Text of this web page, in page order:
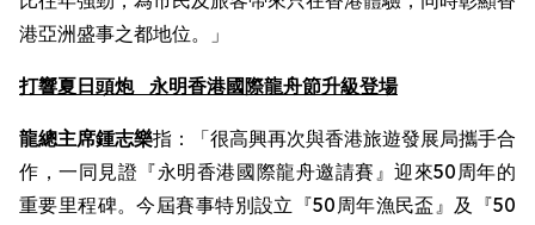
港亞洲盛事之都地位。」
打響夏日頭炮 永明香港國際龍舟節升級登場
龍總主席鍾志樂指：「很高興再次與香港旅遊發展局攜手合
作，一同見證『永明香港國際龍舟邀請賽』迎來50周年的
重要里程碑。今屆賽事特別設立『50周年漁民盃』及『50